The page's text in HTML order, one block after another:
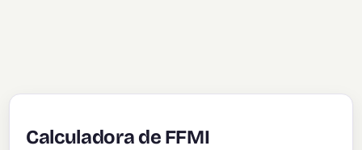
Calculadora de FFMI